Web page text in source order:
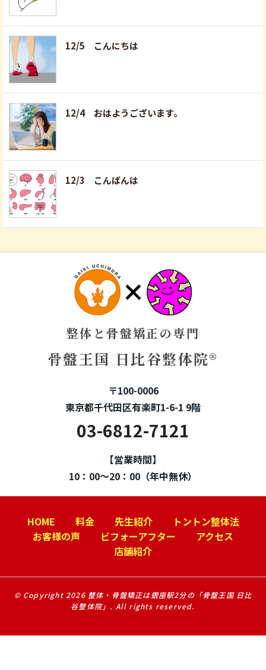
12/5 こんにちは
12/4 おはようございます。
12/3 こんばんは
整体と骨盤矯正の専門
骨盤王国 日比谷整体院®
〒100-0006
東京都千代田区有楽町1-6-1 9階
03-6812-7121
【営業時間】
10：00～20：00（年中無休）
HOME 料金 先生紹介
トントン整体法
お客様の声
ビフォーアフター
アクセス
店舗紹介
© Copyright 2026 整体・骨盤矯正は銀座駅2分の「骨盤王国 日比
谷整体院」. All rights reserved.